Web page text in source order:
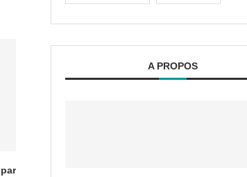
A PROPOS